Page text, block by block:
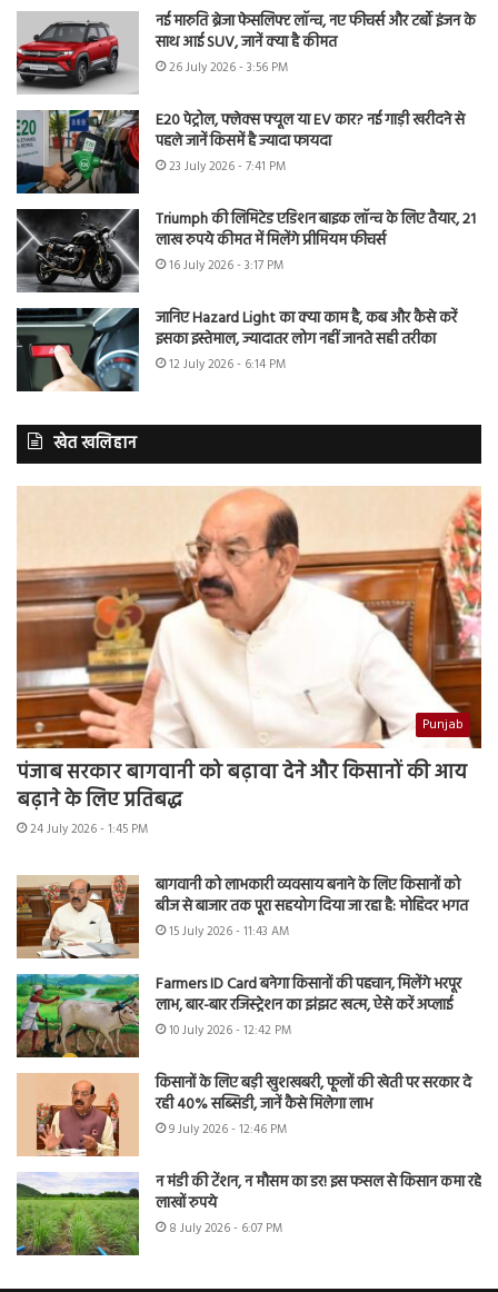
नई मारुति ब्रेजा फेसलिफ्ट लॉन्च, नए फीचर्स और टर्बो इंजन के
साथ आई SUV, जानें क्या है कीमत
26 July 2026 - 3:56 PM
E20 पेट्रोल, फ्लेक्स फ्यूल या EV कार? नई गाड़ी खरीदने से
पहले जानें किसमें है ज्यादा फायदा
23 July 2026 - 7:41 PM
Triumph की लिमिटेड एडिशन बाइक लॉन्च के लिए तैयार, 21
लाख रुपये कीमत में मिलेंगे प्रीमियम फीचर्स
16 July 2026 - 3:17 PM
जानिए Hazard Light का क्या काम है, कब और कैसे करें
इसका इस्तेमाल, ज्यादातर लोग नहीं जानते सही तरीका
12 July 2026 - 6:14 PM
खेत खलिहान
Punjab
पंजाब सरकार बागवानी को बढ़ावा देने और किसानों की आय
बढ़ाने के लिए प्रतिबद्ध
24 July 2026 - 1:45 PM
बागवानी को लाभकारी व्यवसाय बनाने के लिए किसानों को
बीज से बाजार तक पूरा सहयोग दिया जा रहा है: मोहिंदर भगत
15 July 2026 - 11:43 AM
Farmers ID Card बनेगा किसानों की पहचान, मिलेंगे भरपूर
लाभ, बार-बार रजिस्ट्रेशन का झंझट खत्म, ऐसे करें अप्लाई
10 July 2026 - 12:42 PM
किसानों के लिए बड़ी खुशखबरी, फूलों की खेती पर सरकार दे
रही 40% सब्सिडी, जानें कैसे मिलेगा लाभ
9 July 2026 - 12:46 PM
न मंडी की टेंशन, न मौसम का डर! इस फसल से किसान कमा रहे
लाखों रुपये
8 July 2026 - 6:07 PM